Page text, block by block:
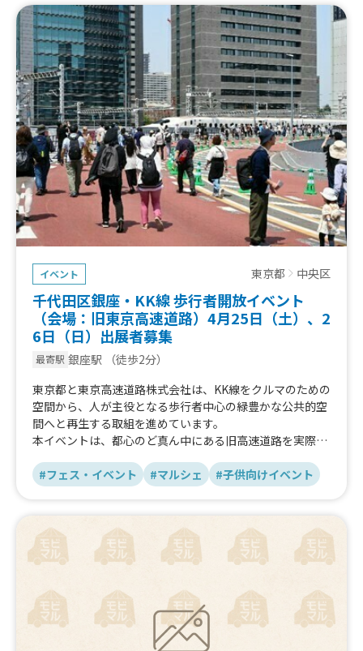
イベント 東京都 中央区
千代田区銀座・KK線 歩行者開放イベント
（会場：旧東京高速道路）4月25日（土）、2
6日（日）出展者募集
最寄駅 銀座駅
（徒歩2分）
東京都と東京高速道路株式会社は、KK線をクルマのための
空間から、人が主役となる歩行者中心の緑豊かな公共的空
間へと再生する取組を進めています。
本イベントは、都心のど真ん中にある旧高速道路を実際に
ら、未来のKK線の在り方をみんなで考える、2日間限定の
イベントです。
アクティビティ、ライブ、子ども向けの遊び場や路上お絵
描き、キッチンカーやマルシェまで、多彩なプログラムを
お楽しみいただけます。
#フェス・イベント #マルシェ #子供向けイベント